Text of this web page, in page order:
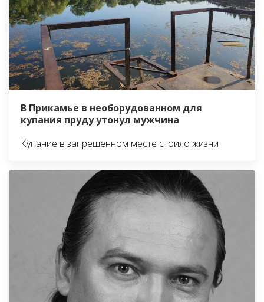
В Прикамье в необорудованном для
купания пруду утонул мужчина
Купание в запрещенном месте стоило жизни